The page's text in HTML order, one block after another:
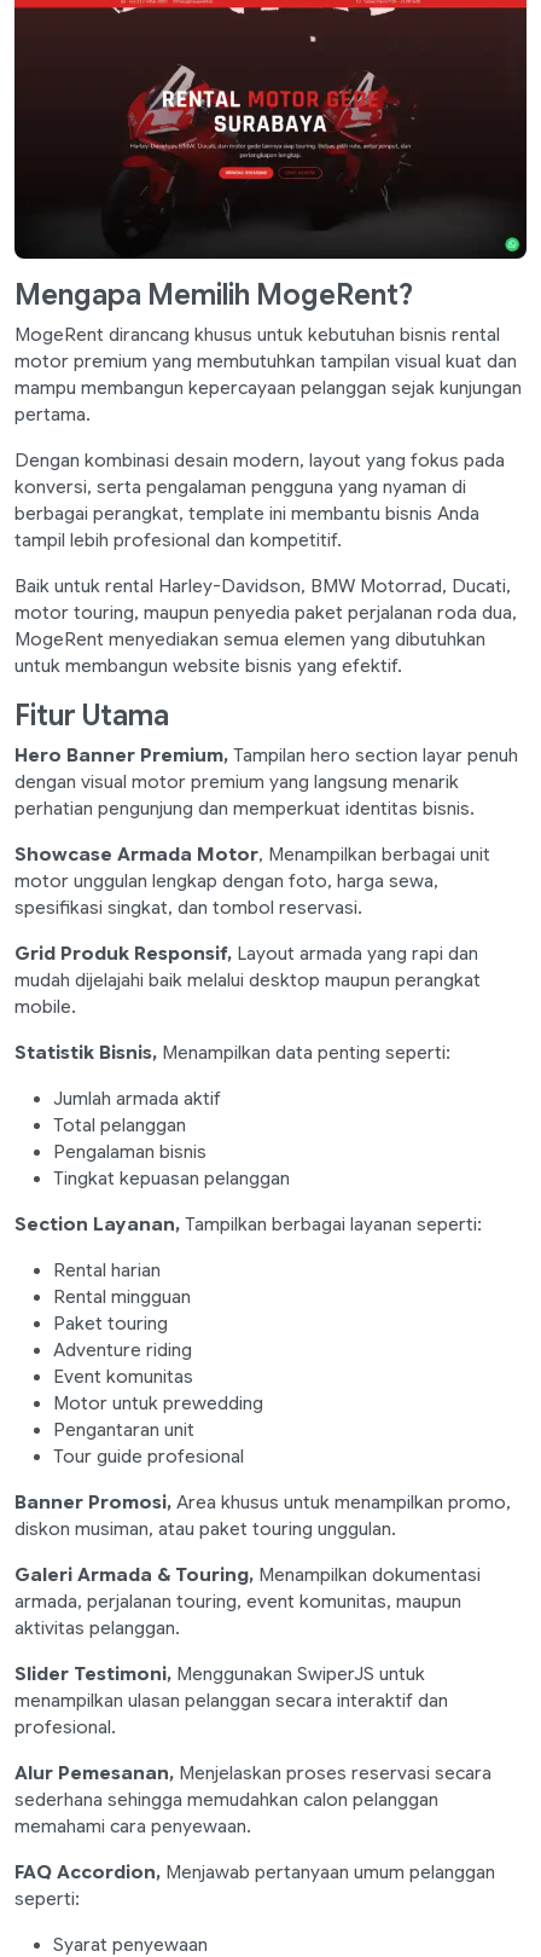
Mengapa Memilih MogeRent?
MogeRent dirancang khusus untuk kebutuhan bisnis rental
motor premium yang membutuhkan tampilan visual kuat dan
mampu membangun kepercayaan pelanggan sejak kunjungan
pertama.
Dengan kombinasi desain modern, layout yang fokus pada
konversi, serta pengalaman pengguna yang nyaman di
berbagai perangkat, template ini membantu bisnis Anda
tampil lebih profesional dan kompetitif.
Baik untuk rental Harley-Davidson, BMW Motorrad, Ducati,
motor touring, maupun penyedia paket perjalanan roda dua,
MogeRent menyediakan semua elemen yang dibutuhkan
untuk membangun website bisnis yang efektif.
Fitur Utama
Hero Banner Premium, Tampilan hero section layar penuh
dengan visual motor premium yang langsung menarik
perhatian pengunjung dan memperkuat identitas bisnis.
Showcase Armada Motor, Menampilkan berbagai unit
motor unggulan lengkap dengan foto, harga sewa,
spesifikasi singkat, dan tombol reservasi.
Grid Produk Responsif, Layout armada yang rapi dan
mudah dijelajahi baik melalui desktop maupun perangkat
mobile.
Statistik Bisnis, Menampilkan data penting seperti:
Jumlah armada aktif
Total pelanggan
Pengalaman bisnis
Tingkat kepuasan pelanggan
Section Layanan, Tampilkan berbagai layanan seperti:
Rental harian
Rental mingguan
Paket touring
Adventure riding
Event komunitas
Motor untuk prewedding
Pengantaran unit
Tour guide profesional
Banner Promosi, Area khusus untuk menampilkan promo,
diskon musiman, atau paket touring unggulan.
Galeri Armada & Touring, Menampilkan dokumentasi
armada, perjalanan touring, event komunitas, maupun
aktivitas pelanggan.
Slider Testimoni, Menggunakan SwiperJS untuk
menampilkan ulasan pelanggan secara interaktif dan
profesional.
Alur Pemesanan, Menjelaskan proses reservasi secara
sederhana sehingga memudahkan calon pelanggan
memahami cara penyewaan.
FAQ Accordion, Menjawab pertanyaan umum pelanggan
seperti:
Syarat penyewaan